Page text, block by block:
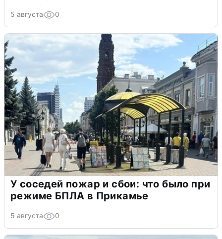
5 августа 0
У соседей пожар и сбои: что было при
режиме БПЛА в Прикамье
5 августа 0